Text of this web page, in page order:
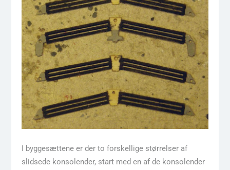
I byggesættene er der to forskellige størrelser af
slidsede konsolender, start med en af de konsolender